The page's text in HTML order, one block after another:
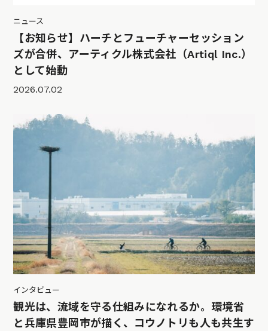
ニュース
【お知らせ】ハーチとフューチャーセッション
ズが合併、アーティクル株式会社（Artiql Inc.）
として始動
2026.07.02
インタビュー
観光は、流域を守る仕組みになれるか。環境省
と兵庫県豊岡市が描く、コウノトリも人も共生す